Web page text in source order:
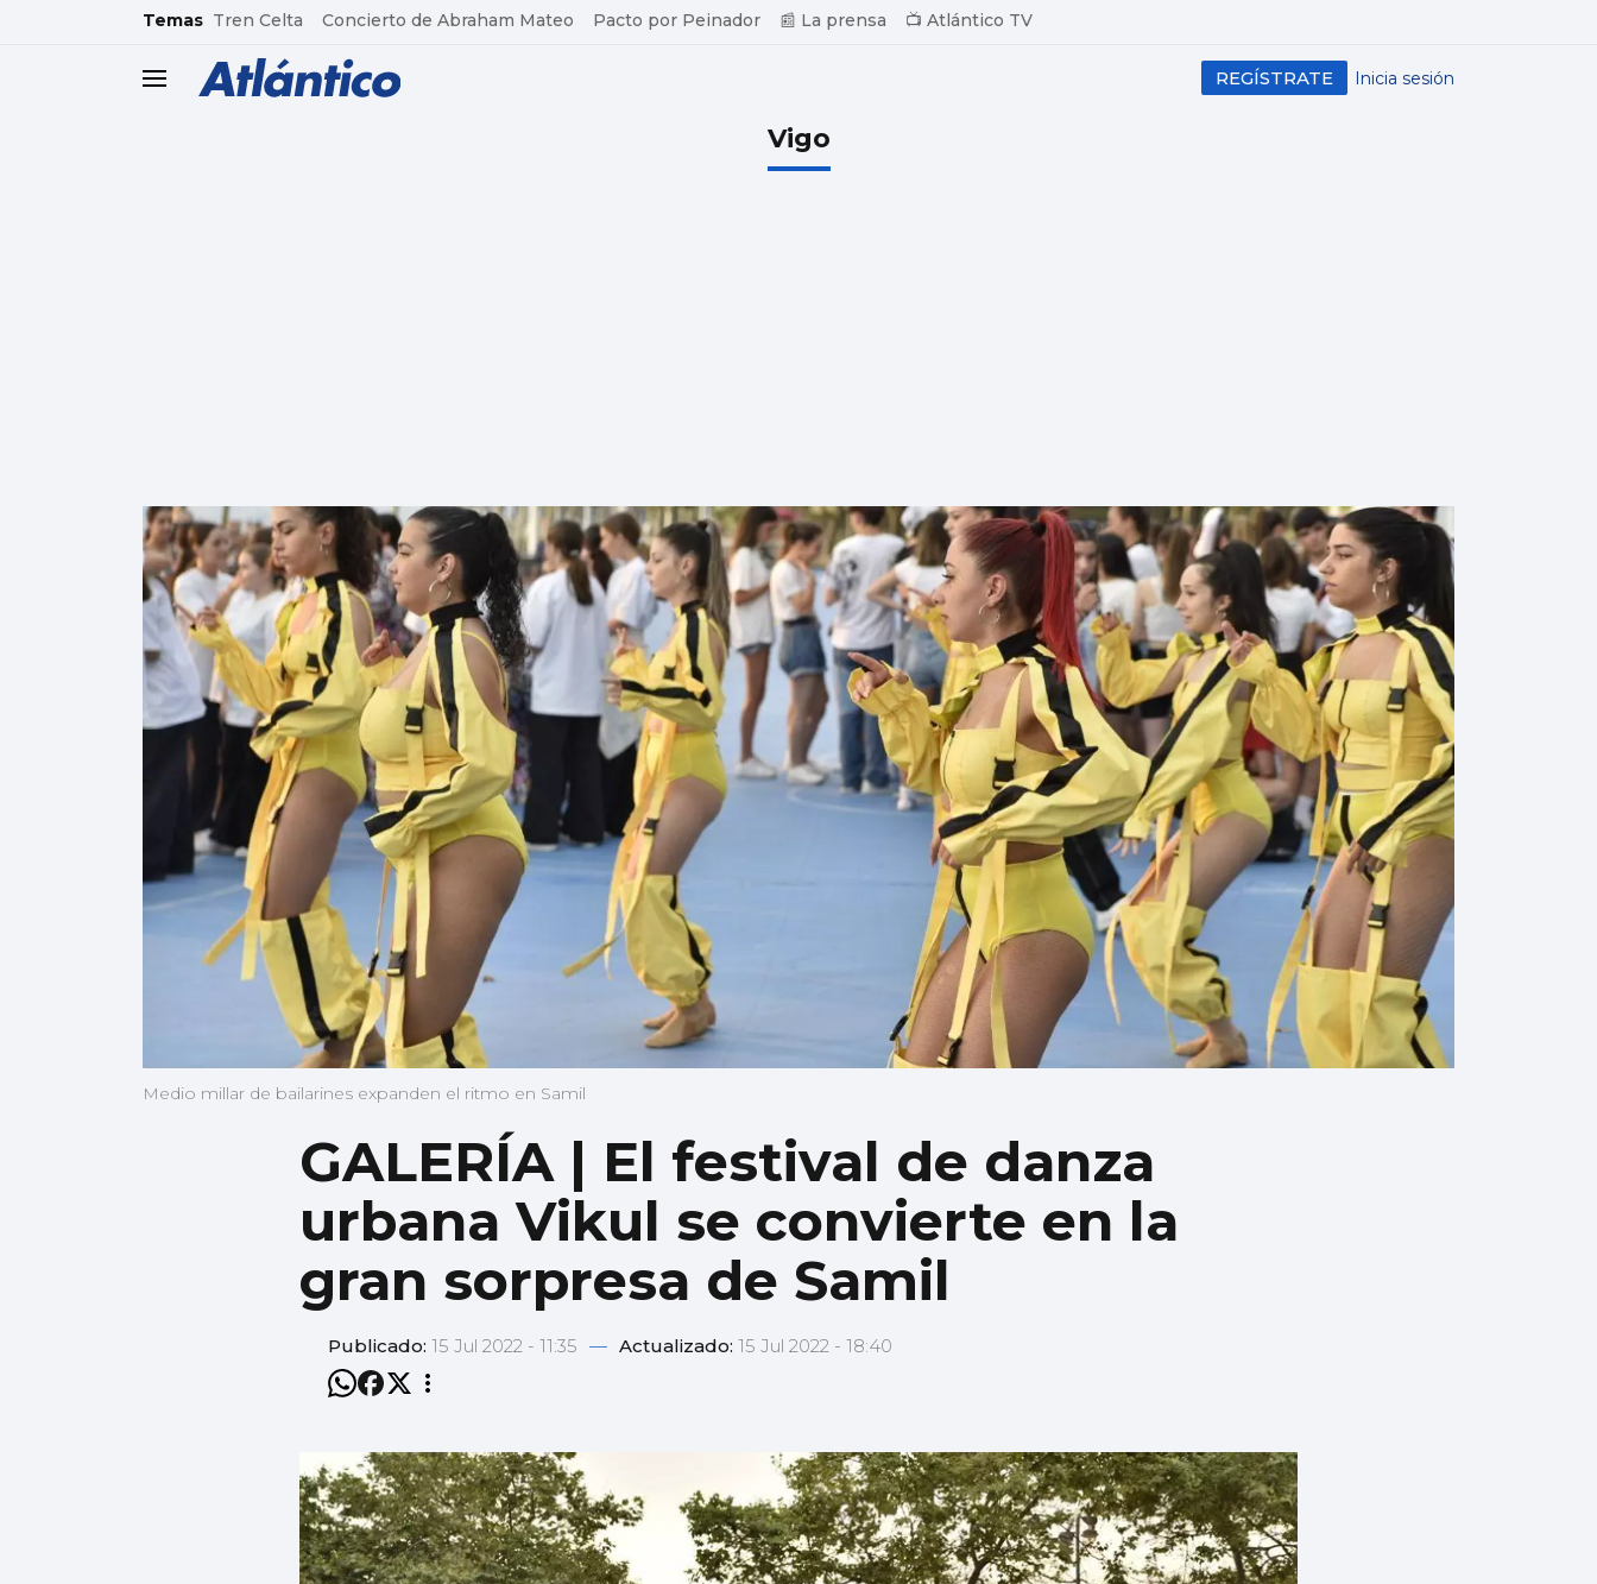
common.go-to-content
Temas Tren Celta Concierto de Abraham Mateo Pacto por Peinador 📰 La prensa 📺 Atlántico TV
header.menu.open Inicia sesión
REGÍSTRATE
Vigo
Medio millar de bailarines expanden el ritmo en Samil
GALERÍA | El festival de danza
urbana Vikul se convierte en la
gran sorpresa de Samil
Publicado: 15 Jul 2022 - 11:35 — Actualizado: 15 Jul 2022 - 18:40